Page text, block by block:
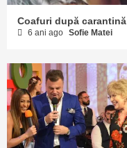
Coafuri după carantină
6 ani ago Sofie Matei